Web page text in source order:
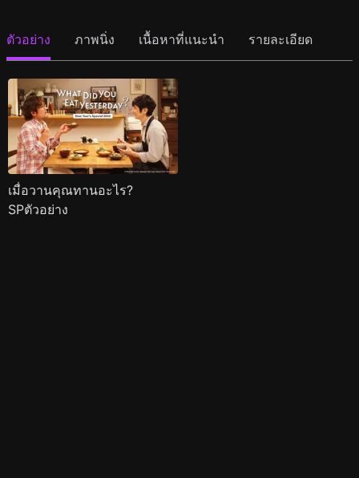
ตัวอย่าง ภาพนิ่ง เนื้อหาที่แนะนำ รายละเอียด
เมื่อวานคุณทานอะไร?
SPตัวอย่าง